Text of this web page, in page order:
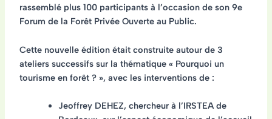
rassemblé plus 100 participants à l’occasion de son 9e
Forum de la Forêt Privée Ouverte au Public.
Cette nouvelle édition était construite autour de 3
ateliers successifs sur la thématique « Pourquoi un
tourisme en forêt ? », avec les interventions de :
Jeoffrey DEHEZ, chercheur à l’IRSTEA de